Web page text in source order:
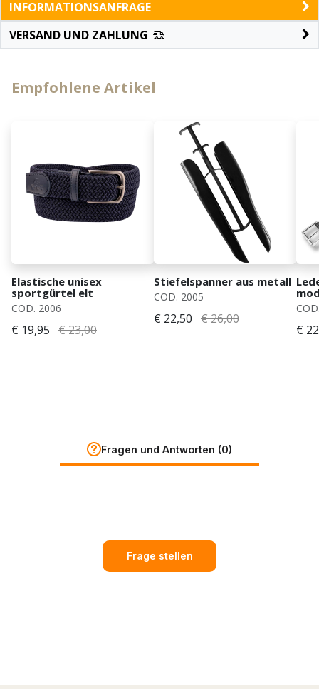
INFORMATIONSANFRAGE
VERSAND UND ZAHLUNG
Empfohlene Artikel
Elastische unisex
sportgürtel elt
COD. 2006
€ 19,95 € 23,00
Stiefelspanner aus metall
COD. 2005
€ 22,50 € 26,00
€
Fragen und Antworten (0)
Frage stellen